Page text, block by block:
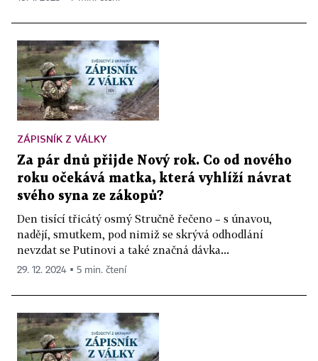
ZÁPISNÍK Z VÁLKY
Za pár dnů přijde Nový rok. Co od nového
roku očekává matka, která vyhlíží návrat
svého syna ze zákopů?
Den tisící třicátý osmý Stručně řečeno – s únavou,
nadějí, smutkem, pod nimiž se skrývá odhodlání
nevzdat se Putinovi a také značná dávka...
29. 12. 2024 ▪ 5 min. čtení